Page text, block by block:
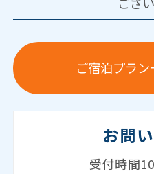
ご宿泊プラ
お問
受付時間